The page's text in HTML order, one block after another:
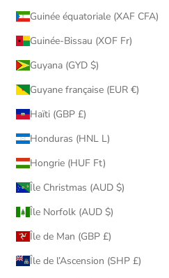
Guinée équatoriale (XAF CFA)
Guinée-Bissau (XOF Fr)
Guyana (GYD $)
Guyane française (EUR €)
Haïti (GBP £)
Honduras (HNL L)
Hongrie (HUF Ft)
Île Christmas (AUD $)
Île Norfolk (AUD $)
Île de Man (GBP £)
Île de l’Ascension (SHP £)